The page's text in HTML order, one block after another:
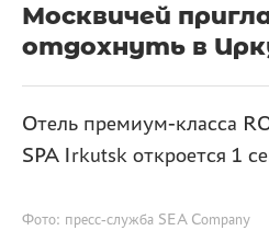
Москвичей
отдохнуть в
Отель премиум-класса
SPA Irkutsk откроется 1
Фото: пресс-служба SEA Company